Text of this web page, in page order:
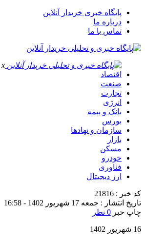
پایگاه خبری خریدار آنلاین
درباره ما
تماس با ما
x
اقتصاد
صنعت
تجارت
انرژی
بانک و بیمه
بورس
سازمان و نهادها
بازار
مسکن
خودرو
فناوری
ارز دیجیتال
کد خبر : 21816
تاریخ انتشار : جمعه 17 شهریور 1402 - 16:58
چاپ خبر 0 نظر
16 شهریور 1402